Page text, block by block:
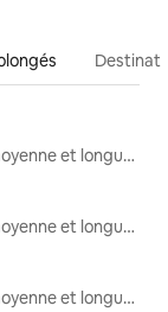
Locations moyenne et longue durée
Locations moyenne et longue durée
Locations moyenne et longue durée